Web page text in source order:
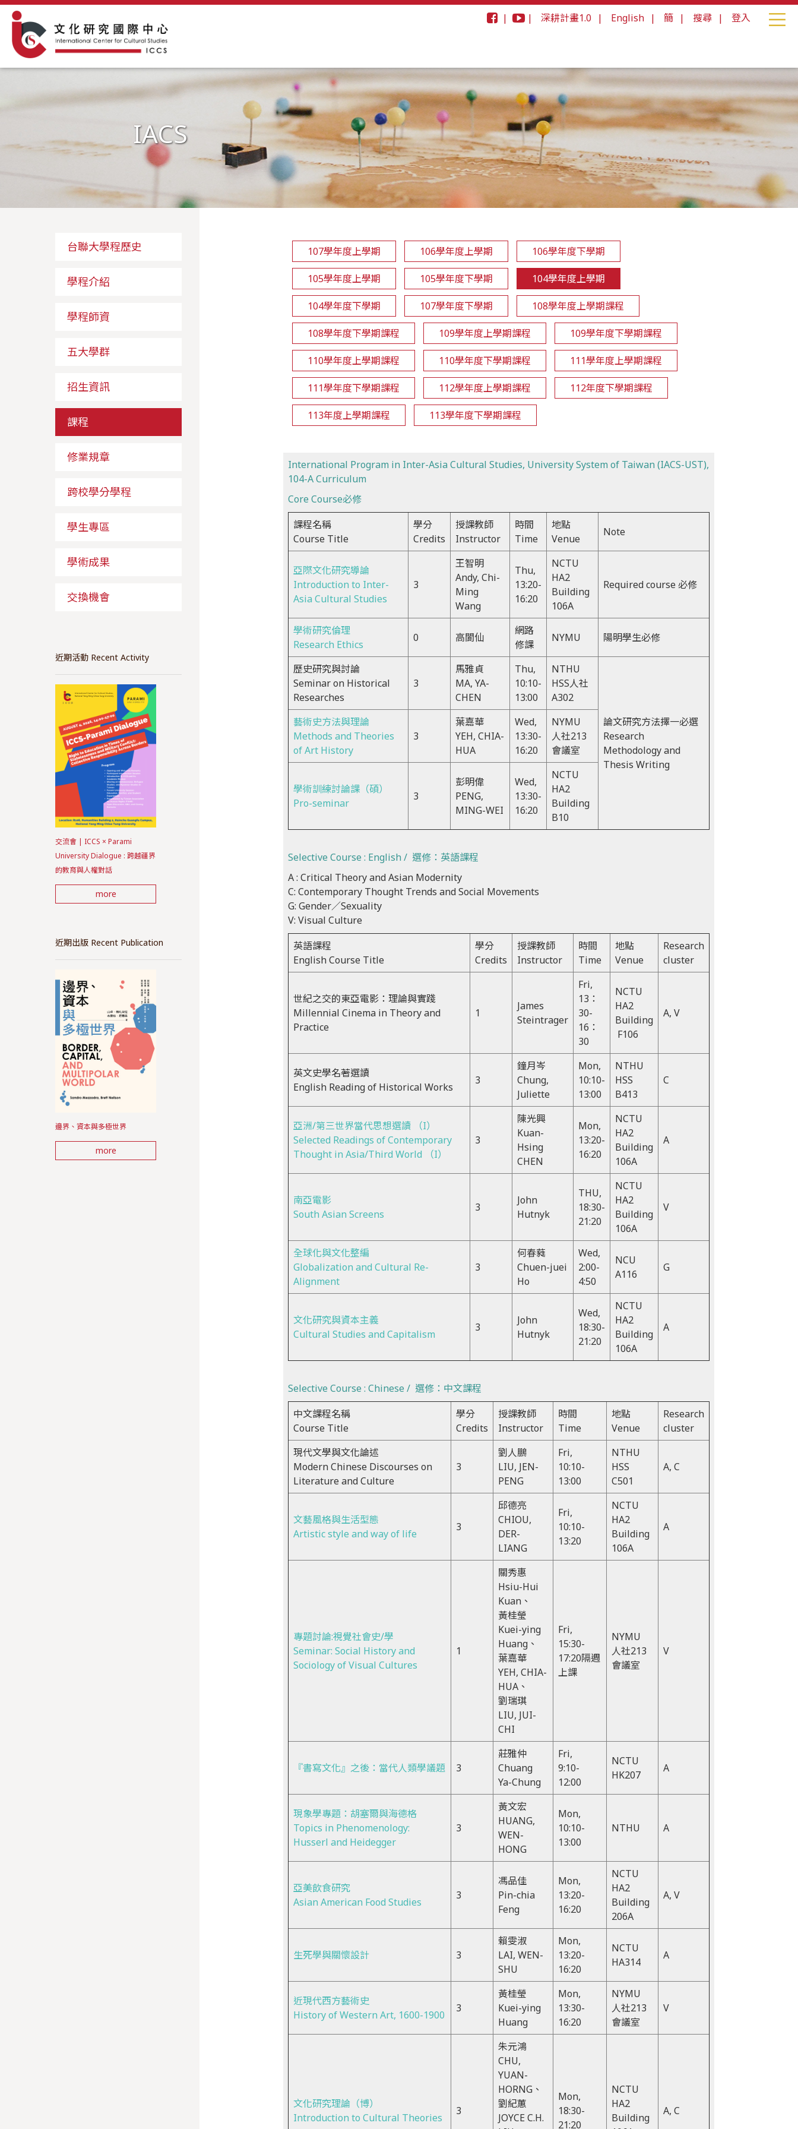
| | 深耕計畫1.0 | English | 簡 | 搜尋 | 登入
IACS
台聯大學程歷史
學程介紹
學程師資
五大學群
招生資訊
課程
修業規章
跨校學分學程
學生專區
學術成果
交換機會
近期活動 Recent Activity
交流會 | ICCS × Parami
University Dialogue : 跨越疆界
的教育與人權對話
more
近期出版 Recent Publication
邊界、資本與多極世界
more
107學年度上學期 106學年度上學期 106學年度下學期
105學年度上學期 105學年度下學期 104學年度上學期
104學年度下學期 107學年度下學期 108學年度上學期課程
108學年度下學期課程 109學年度上學期課程 109學年度下學期課程
110學年度上學期課程 110學年度下學期課程 111學年度上學期課程
111學年度下學期課程 112學年度上學期課程 112年度下學期課程
113年度上學期課程 113學年度下學期課程
International Program in Inter-Asia Cultural Studies, University System of Taiwan (IACS-UST),
104-A Curriculum
Core Course必修
課程名稱
Course Title
學分
Credits
授課教師
Instructor
時間
Time
地點
Venue
Note
亞際文化研究導論
Introduction to Inter-
Asia Cultural Studies
3
王智明
Andy, Chi-
Ming
Wang
Thu,
13:20-
16:20
NCTU
HA2
Building
106A
Required course 必修
學術研究倫理
Research Ethics
0 高閬仙
網路
修課
NYMU 陽明學生必修
歷史研究與討論
Seminar on Historical
Researches
3
馬雅貞
MA, YA-
CHEN
Thu,
10:10-
13:00
NTHU
HSS人社
A302
論文研究方法擇一必選
Research
Methodology and
Thesis Writing
藝術史方法與理論
Methods and Theories
of Art History
3
葉嘉華
YEH, CHIA-
HUA
Wed,
13:30-
16:20
NYMU
人社213
會議室
學術訓練討論課（碩）
Pro-seminar
3
彭明偉
PENG,
MING-WEI
Wed,
13:30-
16:20
NCTU
HA2
Building
B10
Selective Course : English / 選修：英語課程
A : Critical Theory and Asian Modernity
C: Contemporary Thought Trends and Social Movements
G: Gender／Sexuality
V: Visual Culture
英語課程
English Course Title
學分
Credits
授課教師
Instructor
時間
Time
地點
Venue
Research
cluster
世紀之交的東亞電影：理論與實踐
Millennial Cinema in Theory and
Practice
1
James
Steintrager
Fri,
13：
30-
16：
30
NCTU
HA2
Building
F106
A, V
英文史學名著選讀
English Reading of Historical Works
3
鐘月岑
Chung,
Juliette
Mon,
10:10-
13:00
NTHU
HSS
B413
C
亞洲/第三世界當代思想選讀 （I）
Selected Readings of Contemporary
Thought in Asia/Third World （I）
3
陳光興
Kuan-
Hsing
CHEN
Mon,
13:20-
16:20
NCTU
HA2
Building
106A
A
南亞電影
South Asian Screens
3
John
Hutnyk
THU,
18:30-
21:20
NCTU
HA2
Building
106A
V
全球化與文化整編
Globalization and Cultural Re-
Alignment
3
何春蕤
Chuen-juei
Ho
Wed,
2:00-
4:50
NCU
A116
G
文化研究與資本主義
Cultural Studies and Capitalism
3
John
Hutnyk
Wed,
18:30-
21:20
NCTU
HA2
Building
106A
A
Selective Course : Chinese / 選修：中文課程
中文課程名稱
Course Title
學分
Credits
授課教師
Instructor
時間
Time
地點
Venue
Research
cluster
現代文學與文化論述
Modern Chinese Discourses on
Literature and Culture
3
劉人鵬
LIU, JEN-
PENG
Fri,
10:10-
13:00
NTHU
HSS
C501
A, C
文藝風格與生活型態
Artistic style and way of life
3
邱德亮
CHIOU,
DER-
LIANG
Fri,
10:10-
13:20
NCTU
HA2
Building
106A
A
專題討論:視覺社會史/學
Seminar: Social History and
Sociology of Visual Cultures
1
關秀惠
Hsiu-Hui
Kuan、
黃桂瑩
Kuei-ying
Huang、
葉嘉華
YEH, CHIA-
HUA、
劉瑞琪
LIU, JUI-
CHI
Fri,
15:30-
17:20隔週
上課
NYMU
人社213
會議室
V
『書寫文化』之後：當代人類學議題 3
莊雅仲
Chuang
Ya-Chung
Fri,
9:10-
12:00
NCTU
HK207
A
現象學專題：胡塞爾與海德格
Topics in Phenomenology:
Husserl and Heidegger
3
黃文宏
HUANG,
WEN-
HONG
Mon,
10:10-
13:00
NTHU A
亞美飲食研究
Asian American Food Studies
3
馮品佳
Pin-chia
Feng
Mon,
13:20-
16:20
NCTU
HA2
Building
206A
A, V
生死學與關懷設計 3
賴雯淑
LAI, WEN-
SHU
Mon,
13:20-
16:20
NCTU
HA314
A
近現代西方藝術史
History of Western Art, 1600-1900
3
黃桂瑩
Kuei-ying
Huang
Mon,
13:30-
16:20
NYMU
人社213
會議室
V
文化研究理論（博）
Introduction to Cultural Theories
3
朱元鴻
CHU,
YUAN-
HORNG、
劉紀蕙
JOYCE C.H.
Mon,
18:30-
21:20
NCTU
HA2
Building
A, C